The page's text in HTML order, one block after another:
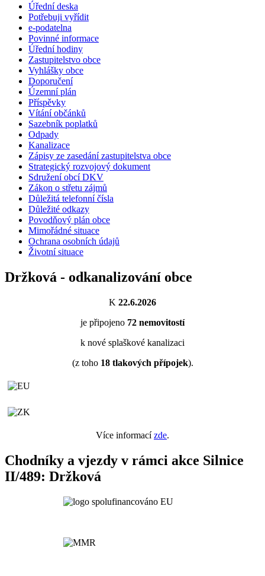
Úřední deska
Potřebuji vyřídit
e-podatelna
Povinné informace
Úřední hodiny
Zastupitelstvo obce
Vyhlášky obce
Doporučení
Územní plán
Příspěvky
Vítání občánků
Sazebník poplatků
Odpady
Kanalizace
Zápisy ze zasedání zastupitelstva obce
Strategický rozvojový dokument
Sdružení obcí DKV
Zákon o střetu zájmů
Důležitá telefonní čísla
Důležité odkazy
Povodňový plán obce
Mimořádné situace
Ochrana osobních údajů
Životní situace
Držková - odkanalizování obce
K 22.6.2026
je připojeno 72 nemovitostí
k nové splaškové kanalizaci
(z toho 18tlakových přípojek).
Více informacízde.
Chodníky a vjezdy v rámci akce Silnice
II/489: Držková